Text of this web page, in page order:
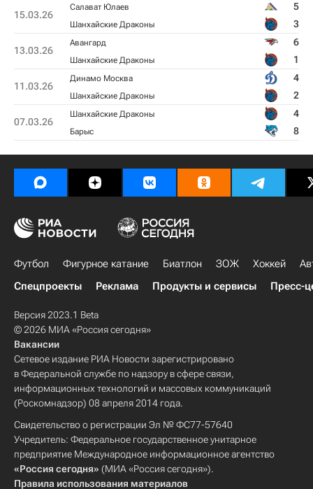
15.03.26
Салават Юлаев 5
Шанхайские Драконы 3
13.03.26
Авангард 6
Шанхайские Драконы 1
11.03.26
Динамо Москва 4
Шанхайские Драконы 2
07.03.26
Шанхайские Драконы 4
Барыс 8
Футбол Фигурное катание Биатлон ЗОЖ Хоккей
Спецпроекты
Реклама Продукты и сервисы Пресс-
Версия 2023.1 Beta
© 2026 МИА «Россия сегодня»
Вакансии
Сетевое издание РИА Новости зарегистрировано
в Федеральной службе по надзору в сфере связи,
информационных технологий и массовых коммуникаций
(Роскомнадзор) 08 апреля 2014 года.
Свидетельство о регистрации Эл № ФС77-57640
Учредитель: Федеральное государственное унитарное
предприятие Международное информационное агентство
«Россия сегодня» (МИА «Россия сегодня»).
Правила использования материалов